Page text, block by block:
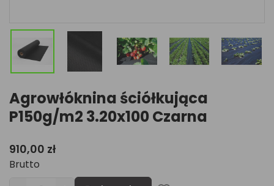
Agrowłóknina ściółkująca
P150g/m2 3.20x100 Czarna
910,00 zł
Brutto